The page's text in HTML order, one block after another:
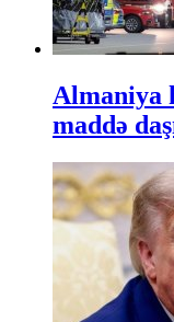
Almaniya
maddə